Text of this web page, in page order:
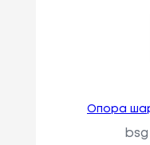
Опора